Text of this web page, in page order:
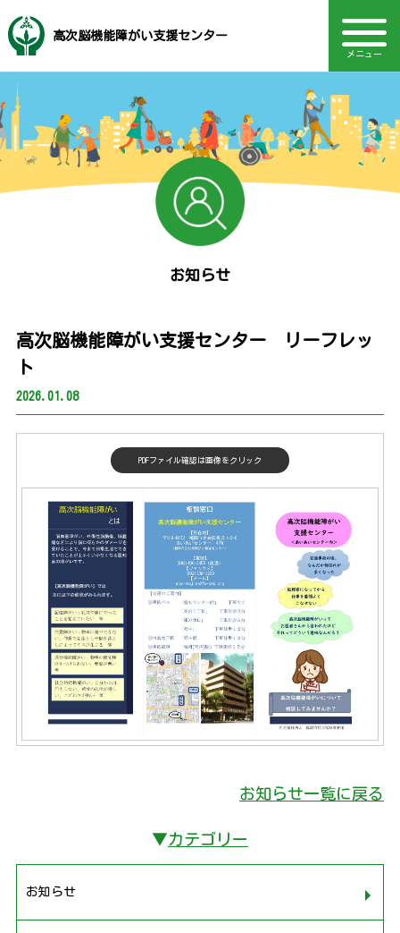
高次脳機能障がい支援センター
メニュー
TOPページ
サービス内容
高次脳機能障がいとは
診断基準
支援制度
関連機関
関連資料
研修情報
イベント
アクセス
お知らせ
採用情報
福岡市社会福祉事業団
音声読み上げ・文字・見やすさ調整
Language
電話：092-406-2455
お知らせ
▼カテゴリー
お知らせ
高次脳機能障がい支援センター リーフレッ
ト
2026.01.08
PDFファイル確認は画像をクリック
お知らせ一覧に戻る